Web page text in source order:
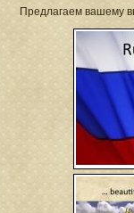
Предлагаем вашему